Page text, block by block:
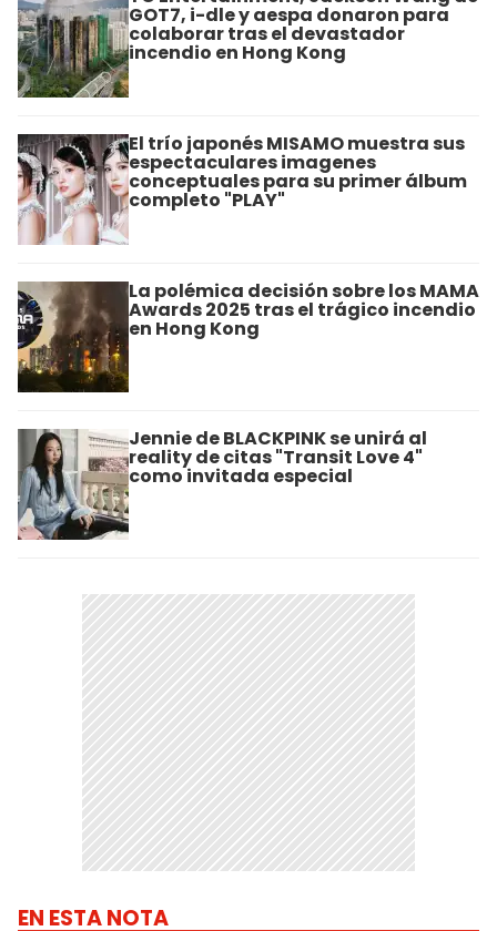
GOT7, i-dle y aespa donaron para
colaborar tras el devastador
incendio en Hong Kong
El trío japonés MISAMO muestra sus
espectaculares imagenes
conceptuales para su primer álbum
completo "PLAY"
La polémica decisión sobre los MAMA
Awards 2025 tras el trágico incendio
en Hong Kong
Jennie de BLACKPINK se unirá al
reality de citas "Transit Love 4"
como invitada especial
EN ESTA NOTA